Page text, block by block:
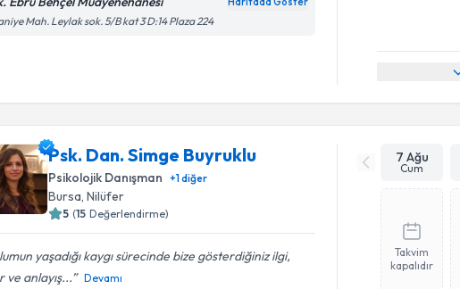
Mah. Leylak sok. 5/B kat 3 D:14 Plaza 224
Psk. Dan. Simge Buyruklu
Psikolojik Danışman +1diğer
Bursa , Nilüfer
5 (15 Değerlendirme)
yaşadığı kaygı sürecinde bize gösterdiğiniz ilgi,
ve anlayış...
Devamı
7 Ağu
Cum
Takvim
kapalıdır